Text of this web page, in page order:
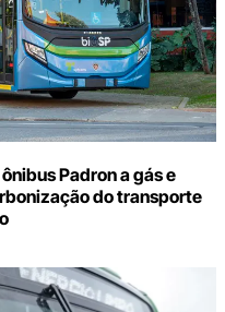
Padron a gás e
do transporte